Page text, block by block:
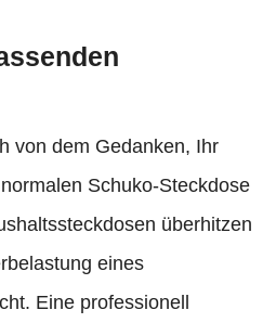
von dem Gedanken, Ihr
Schuko-Steckdose
überhitzen
eines
Eine professionell